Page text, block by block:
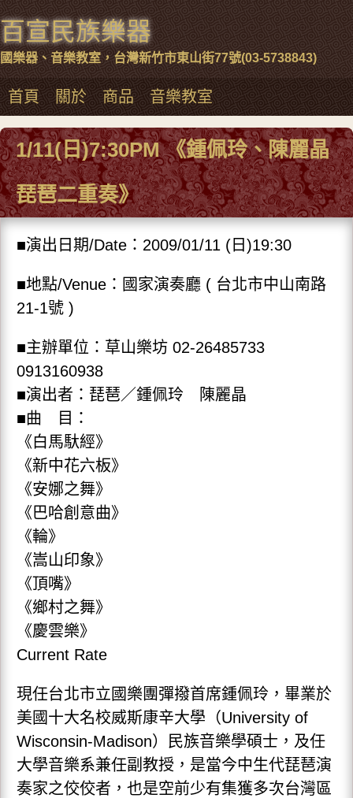
百宣民族樂器
國樂器、音樂教室，台灣新竹市東山街77號(03-5738843)
首頁 關於 商品 音樂教室
1/11(日)7:30PM 《鍾佩玲、陳麗晶
琵琶二重奏》
■演出日期/Date：2009/01/11 (日)19:30
■地點/Venue：國家演奏廳 ( 台北市中山南路
21-1號 )
■主辦單位：草山樂坊 02-26485733
0913160938
■演出者：琵琶／鍾佩玲 陳麗晶
■曲 目：
《白馬馱經》
《新中花六板》
《安娜之舞》
《巴哈創意曲》
《輪》
《嵩山印象》
《頂嘴》
《鄉村之舞》
《慶雲樂》
Current Rate
現任台北市立國樂團彈撥首席鍾佩玲，畢業於
美國十大名校威斯康辛大學（University of
Wisconsin-Madison）民族音樂學碩士，及任
大學音樂系兼任副教授，是當今中生代琵琶演
奏家之佼佼者，也是空前少有集獲多次台灣區